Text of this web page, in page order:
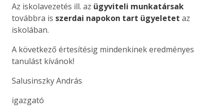
Az iskolavezetés ill. az ügyviteli munkatársak
továbbra is szerdai napokon tart ügyeletet az
iskolában.
A következő értesítésig mindenkinek eredményes
tanulást kívánok!
Salusinszky András
igazgató